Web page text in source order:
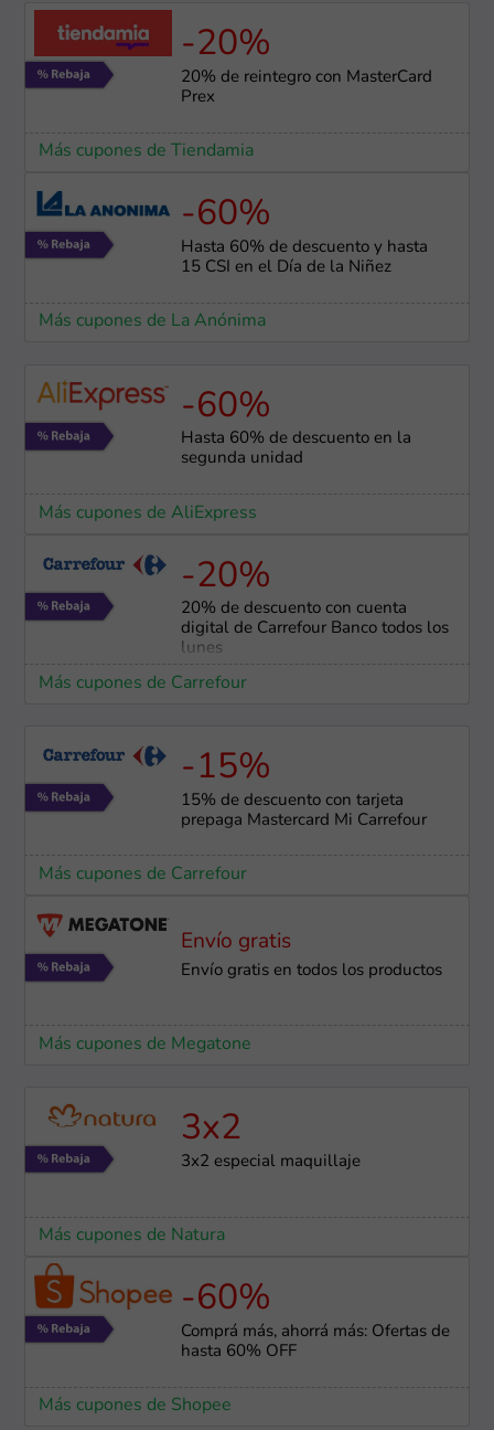
-20%
20% de reintegro con MasterCard
Prex
Más cupones de Tiendamia
-60%
Hasta 60% de descuento y hasta
15 CSI en el Día de la Niñez
Más cupones de La Anónima
-60%
Hasta 60% de descuento en la
segunda unidad
Más cupones de AliExpress
-20%
20% de descuento con cuenta
digital de Carrefour Banco todos los
lunes
Más cupones de Carrefour
-15%
15% de descuento con tarjeta
prepaga Mastercard Mi Carrefour
Más cupones de Carrefour
Envío gratis
Envío gratis en todos los productos
Más cupones de Megatone
3x2
3x2 especial maquillaje
Más cupones de Natura
-60%
Comprá más, ahorrá más: Ofertas de
hasta 60% OFF
Más cupones de Shopee